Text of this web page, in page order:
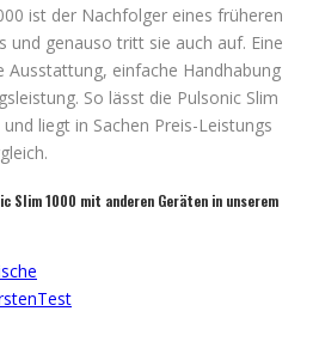
ist der Nachfolger eines früheren
und genauso tritt sie auch auf. Eine
einfache Handhabung
So lässt die Pulsonic Slim
liegt in Sachen Preis-Leistungs
Slim 1000 mit anderen Geräten in unserem
Test